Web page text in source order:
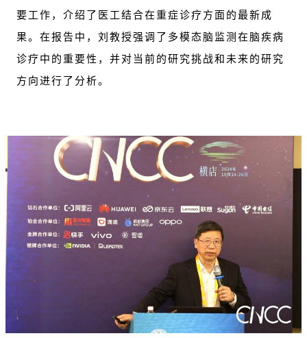
要工作，介绍了医工结合在重症诊疗方面的最新成
果。在报告中，刘教授强调了多模态脑监测在脑疾病
诊疗中的重要性，并对当前的研究挑战和未来的研究
方向进行了分析。